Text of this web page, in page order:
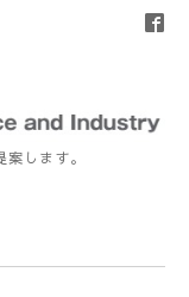
します。